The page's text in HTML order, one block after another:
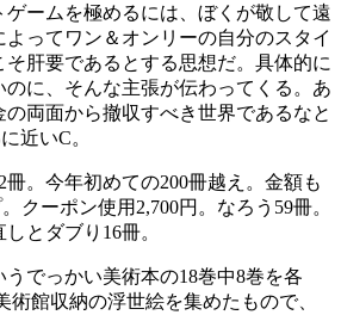
ゲームを極めるには、ぼくが敬して遠
ってワン＆オンリーの自分のスタイ
肝要であるとする思想だ。具体的に
に、そんな主張が伝わってくる。あ
両面から撤収すべき世界であるなと
近いC。
。今年初めての200冊越え。金額も
クーポン使用2,700円。なろう59冊。
とダブり16冊。
うでっかい美術本の18巻中8巻を各
術館収納の浮世絵を集めたもので、